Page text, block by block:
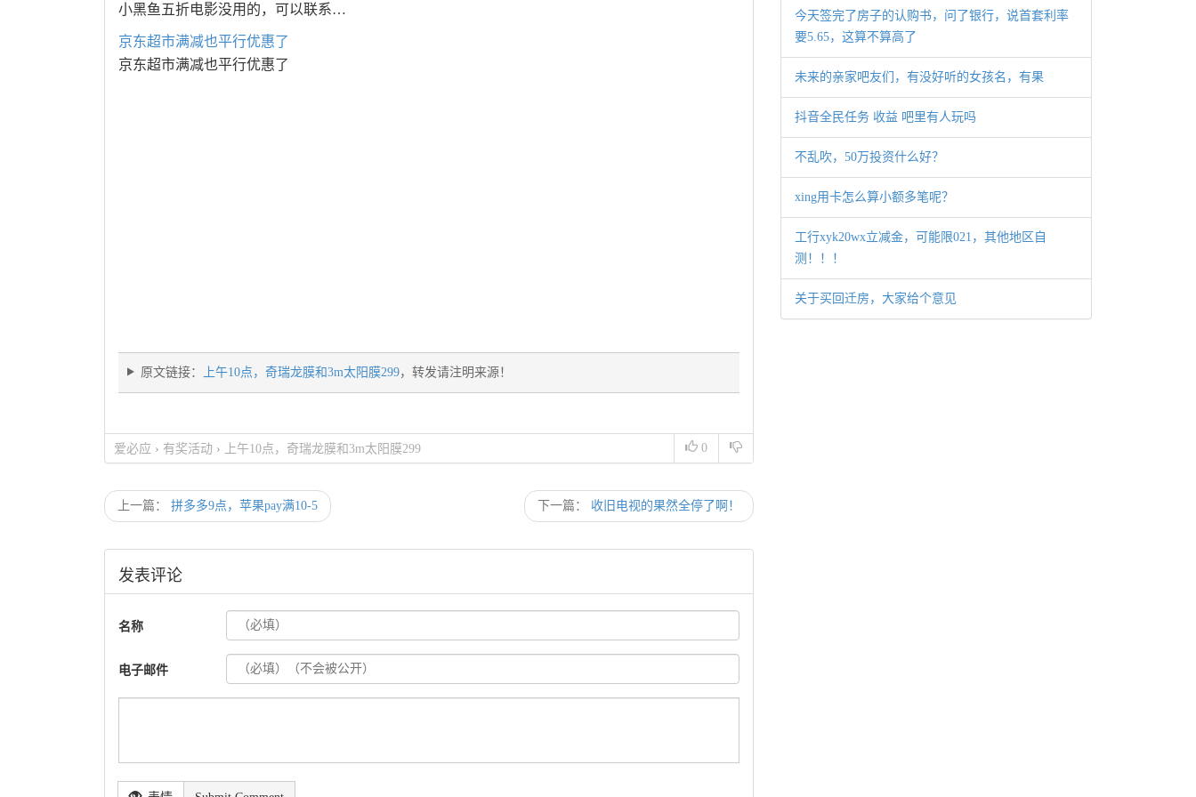
小黑鱼五折电影没用的，可以联系…
京东超市满减也平行优惠了
京东超市满减也平行优惠了
原文链接： 上午10点，奇瑞龙膜和3m太阳膜299，转发请注明来源！
0
爱必应 › 有奖活动 › 上午10点，奇瑞龙膜和3m太阳膜299
上一篇： 拼多多9点，苹果pay满10-5 下一篇： 收旧电视的果然全停了啊！
发表评论
名称
电子邮件
今天签完了房子的认购书，问了银行，说首套利率
要5.65，这算不算高了
未来的亲家吧友们，有没好听的女孩名，有果
抖音全民任务 收益 吧里有人玩吗
不乱吹，50万投资什么好？
xing用卡怎么算小额多笔呢？
工行xyk20wx立减金，可能限021，其他地区自
测！！！
关于买回迁房，大家给个意见